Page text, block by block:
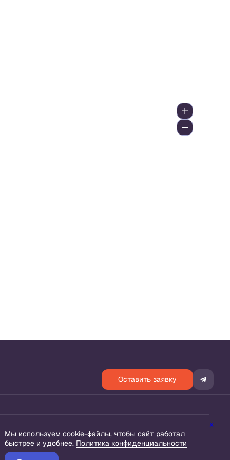
Оставить заявку
Согласие на обработку персональных данных
Мы используем cookie-файлы, чтобы сайт работал
быстрее и удобнее. Политика конфиденциальности